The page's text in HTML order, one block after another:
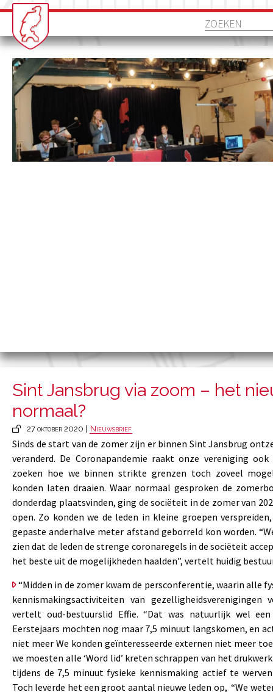
Sint Jansbrug via zoom – het
normaal?
27 oktober 2020 | Nieuwsbrief
Sinds de start van de zomer zijn er binnen Sint Jansbrug
veranderd. De Coronapandemie raakt onze vereniging
zoeken hoe we binnen strikte grenzen toch zoveel
konden laten draaien. Waar normaal gesproken de
donderdag plaatsvinden, ging de sociëteit in de zomer van
open. Zo konden we de leden in kleine groepen
gepaste anderhalve meter afstand geborreld kon worden.
zien dat de leden de strenge coronaregels in de sociëteit
het beste uit de mogelijkheden haalden”, vertelt huidig
“Midden in de zomer kwam de persconferentie, waarin alle
kennismakingsactiviteiten van gezelligheidsverenigingen
vertelt oud-bestuurslid Effie. “Dat was natuurlijk wel
Eerstejaars mochten nog maar 7,5 minuut langskomen, en
niet meer We konden geïnteresseerde externen niet meer
we moesten alle ‘Word lid’ kreten schrappen van het
tijdens de 7,5 minuut fysieke kennismaking actief te
Toch leverde het een groot aantal nieuwe leden op, “We